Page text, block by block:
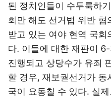
된 정치인들이 수두룩하
회만 해도 선거법 위반
받고 있는 여야 현역 국
다. 이들에 대한 재판이
진행되고 상당수가 유죄
할 경우, 재보궐선거가 동
국이 요동칠 수 있다. 실